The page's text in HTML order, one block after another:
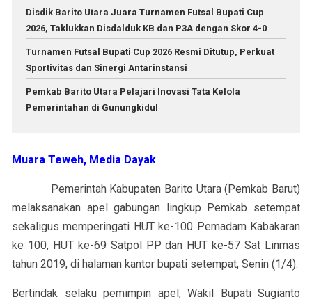
Disdik Barito Utara Juara Turnamen Futsal Bupati Cup
2026, Taklukkan Disdalduk KB dan P3A dengan Skor 4-0
Turnamen Futsal Bupati Cup 2026 Resmi Ditutup, Perkuat
Sportivitas dan Sinergi Antarinstansi
Pemkab Barito Utara Pelajari Inovasi Tata Kelola
Pemerintahan di Gunungkidul
Muara Teweh, Media Dayak
Pemerintah Kabupaten Barito Utara (Pemkab Barut)
melaksanakan apel gabungan lingkup Pemkab setempat
sekaligus memperingati HUT ke-100 Pemadam Kabakaran
ke 100, HUT ke-69 Satpol PP dan HUT ke-57 Sat Linmas
tahun 2019, di halaman kantor bupati setempat, Senin (1/4).
Bertindak selaku pemimpin apel, Wakil Bupati Sugianto